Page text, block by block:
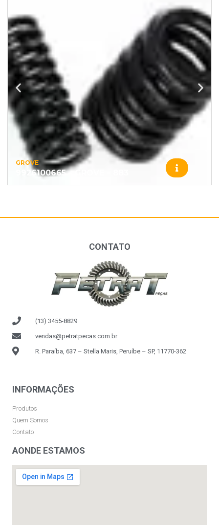
GROVE
9926100665 – GROVE – 883
CONTATO
(13) 3455-8829
vendas@petratpecas.com.br
R. Paraíba, 637 – Stella Maris, Peruíbe – SP, 11770-362
INFORMAÇÕES
Produtos
Quem Somos
Contato
AONDE ESTAMOS